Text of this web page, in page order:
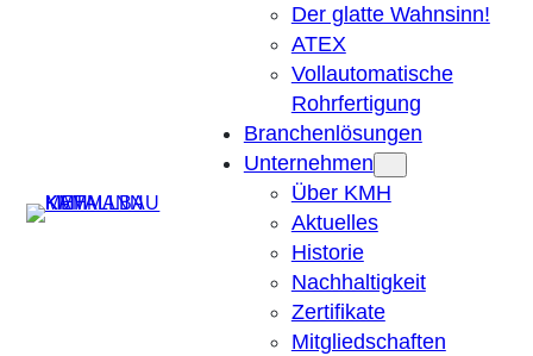
Der glatte Wahnsinn!
ATEX
Vollautomatische
Rohrfertigung
Branchenlösungen
Unternehmen
Über KMH
Aktuelles
Historie
Nachhaltigkeit
Zertifikate
Mitgliedschaften